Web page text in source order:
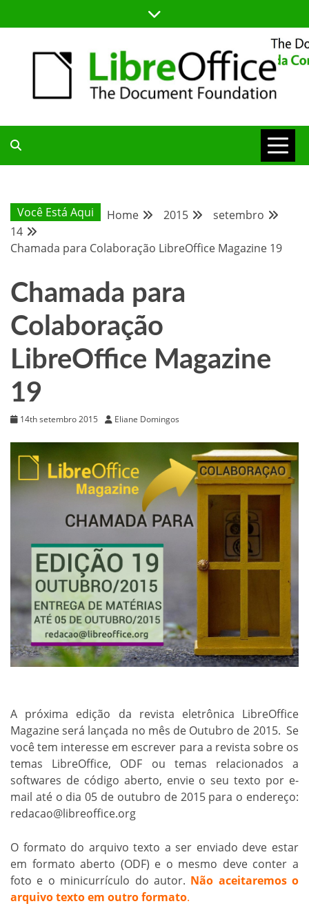
to
BLOG DA
COMUNIDADE
BRASILEIRA
Você Está Aqui Home 2015
setembro
14
Chamada para Colaboração LibreOffice Magazine 19
Chamada para
Colaboração
LibreOffice Magazine
19
14th setembro 2015 Eliane Domingos
A próxima edição da revista eletrônica LibreOffice
Magazine será lançada no mês de Outubro de 2015. Se
você tem interesse em escrever para a revista sobre os
temas LibreOffice, ODF ou temas relacionados a
softwares de código aberto, envie o seu texto por e-
mail até o dia 05 de outubro de 2015 para o endereço:
redacao@libreoffice.org
O formato do arquivo texto a ser enviado deve estar
em formato aberto (ODF) e o mesmo deve conter a
foto e o minicurrículo do autor. Não aceitaremos o
arquivo texto em outro formato.